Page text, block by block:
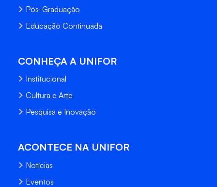
Pós-Graduação
Educação Continuada
CONHEÇA A UNIFOR
Institucional
Cultura e Arte
Pesquisa e Inovação
ACONTECE NA UNIFOR
Notícias
Eventos